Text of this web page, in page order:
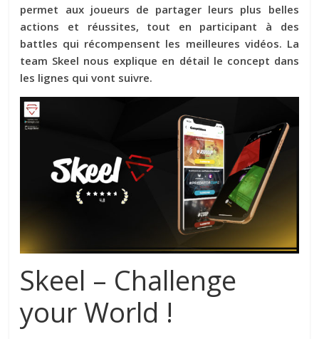
permet aux joueurs de partager leurs plus belles
actions et réussites, tout en participant à des
battles qui récompensent les meilleures vidéos. La
team Skeel nous explique en détail le concept dans
les lignes qui vont suivre.
Skeel – Challenge
your World !